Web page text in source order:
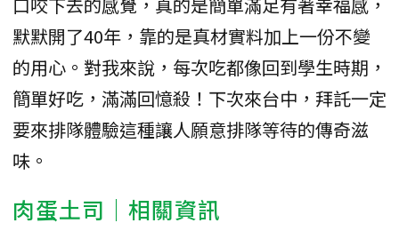
口咬下去的感覺，真的是簡單滿足有著幸福感，
默默開了40年，靠的是真材實料加上一份不變
的用心。對我來說，每次吃都像回到學生時期，
簡單好吃，滿滿回憶殺！下次來台中，拜託一定
要來排隊體驗這種讓人願意排隊等待的傳奇滋
味。
肉蛋土司｜相關資訊